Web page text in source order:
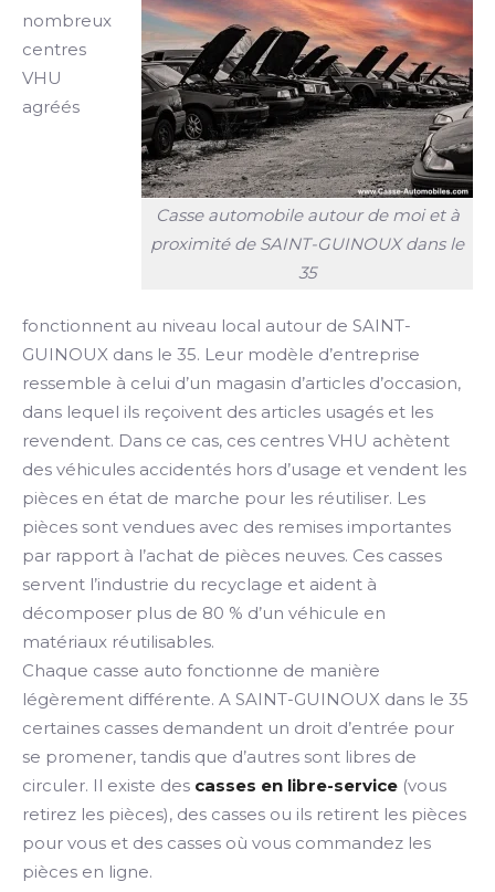
Casse automobile autour de moi et à
proximité de SAINT-GUINOUX dans le
35
nombreux
centres
VHU
agréés
fonctionnent au niveau local autour de SAINT-
GUINOUX dans le 35. Leur modèle d’entreprise
ressemble à celui d’un magasin d’articles d’occasion,
dans lequel ils reçoivent des articles usagés et les
revendent. Dans ce cas, ces centres VHU achètent
des véhicules accidentés hors d’usage et vendent les
pièces en état de marche pour les réutiliser. Les
pièces sont vendues avec des remises importantes
par rapport à l’achat de pièces neuves. Ces casses
servent l’industrie du recyclage et aident à
décomposer plus de 80 % d’un véhicule en
matériaux réutilisables.
Chaque casse auto fonctionne de manière
légèrement différente. A SAINT-GUINOUX dans le 35
certaines casses demandent un droit d’entrée pour
se promener, tandis que d’autres sont libres de
circuler. Il existe des casses en libre-service (vous
retirez les pièces), des casses ou ils retirent les pièces
pour vous et des casses où vous commandez les
pièces en ligne.